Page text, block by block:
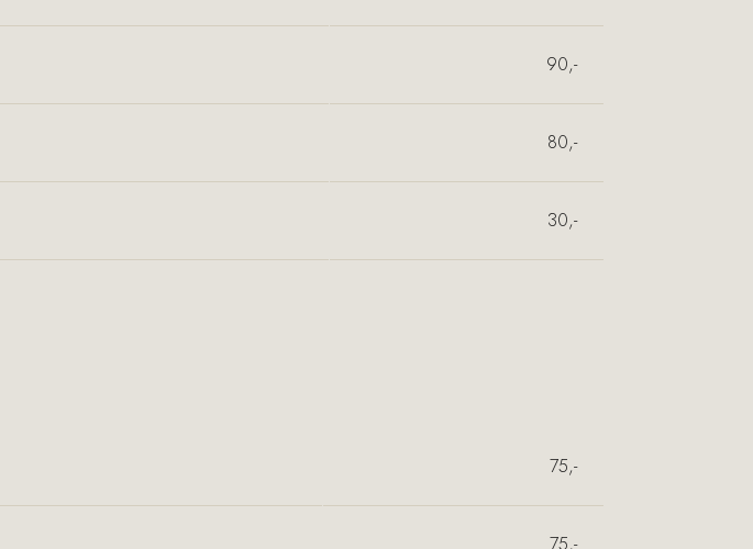
90,-
80,-
30,-
75,-
75,-